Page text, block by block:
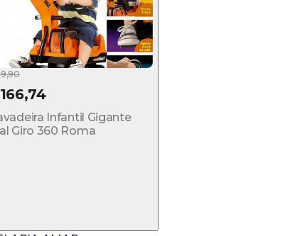
Infantil Gigante
Giro 360 Roma